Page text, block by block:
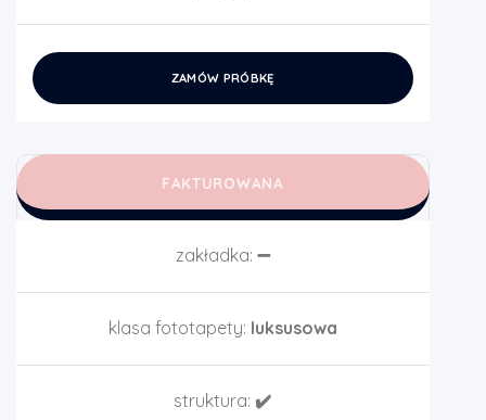
ZAMÓW PRÓBKĘ
FAKTUROWANA
zakładka: ➖
klasa fototapety: luksusowa
struktura: ✔️